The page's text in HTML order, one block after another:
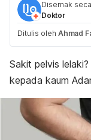
Disemak
Doktor
Ditulis oleh Ahmad
Sakit pelvis
kepada kaum